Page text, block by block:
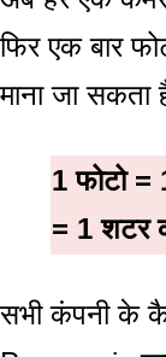
फिर एक बार
माना जा सकता
1 फोटो =
= 1 शटर
सभी कंपनी के